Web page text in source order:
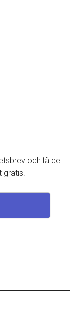
och få de
gratis.